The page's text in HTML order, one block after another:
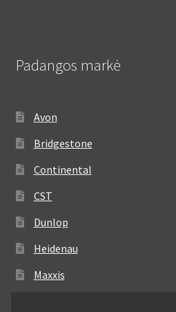
Padangos markė
Avon
Bridgestone
Continental
CST
Dunlop
Heidenau
Maxxis